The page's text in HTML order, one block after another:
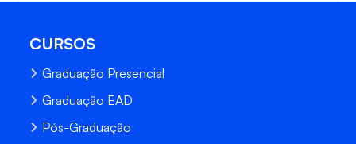
CURSOS
Graduação Presencial
Graduação EAD
Pós-Graduação